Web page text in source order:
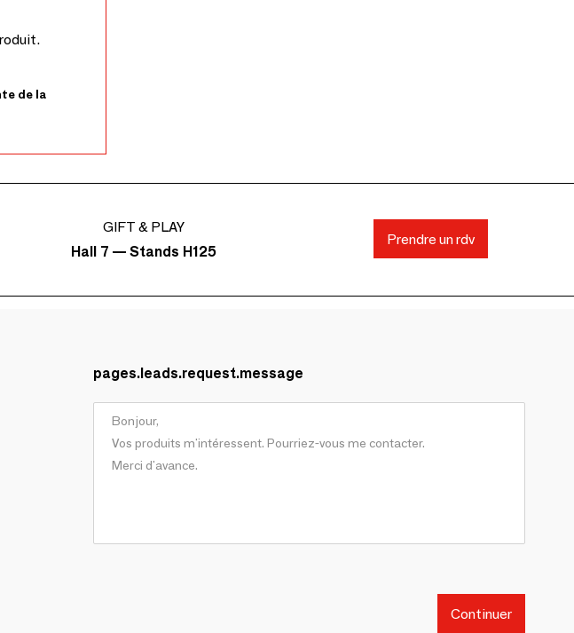
de la
GIFT & PLAY
Hall 7 — Stands H125
Prendre un rdv
pages.leads.request.message
Continuer